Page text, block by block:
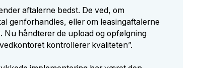
aftalerne bedst. De ved, om
genforhandles, eller om leasingaftalerne
Nu håndterer de upload og opfølgning
kontrollerer kvaliteten”.